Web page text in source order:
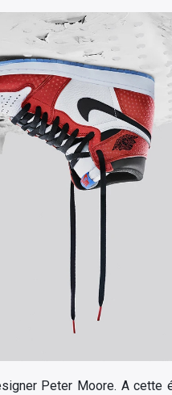
Peter Moore. A cette